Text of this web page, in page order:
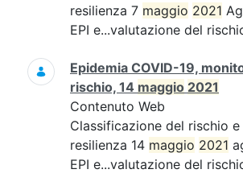
resilienza 7 maggio 2021
EPI e...valutazione del
Epidemia COVID-19,
rischio, 14 maggio 2021
Contenuto Web
Classificazione del rischio e
resilienza 14 maggio 2021
EPI e...valutazione del